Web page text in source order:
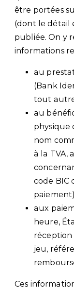
être portées
(dont le détail
publiée. On y
informations
au
(Bank
tout
au
physique
nom
à la TVA,
code BIC
aux
heure,
réception
jeu,
Ces